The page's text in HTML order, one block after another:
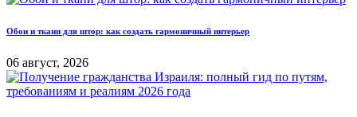
Обои и ткани для штор: как создать гармоничный интерьер
06 август, 2026